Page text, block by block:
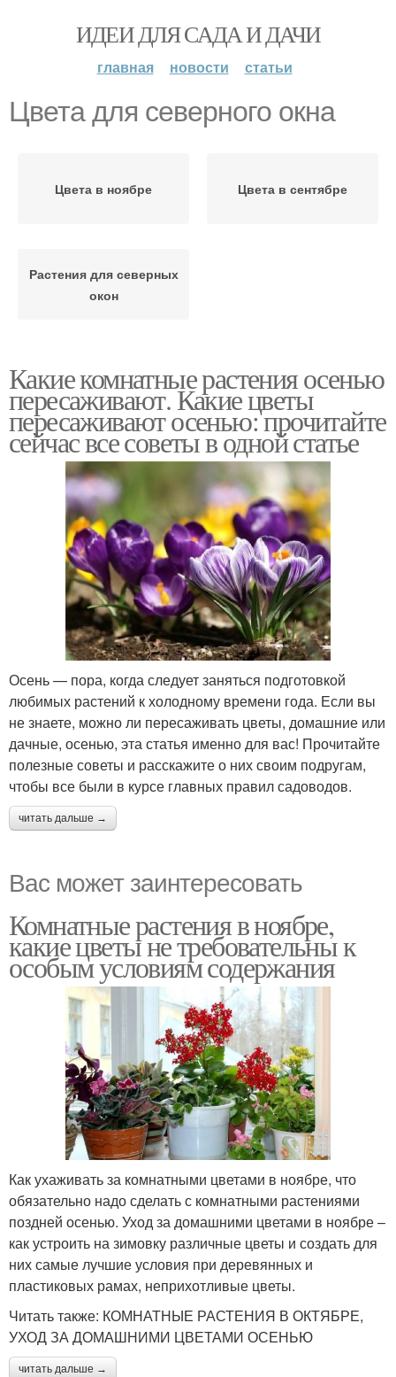
ИДЕИ ДЛЯ САДА И ДАЧИ
главная новости статьи
Цвета для северного окна
Цвета в ноябре Цвета в сентябре
Растения для северных
окон
Какие комнатные растения осенью
пересаживают. Какие цветы
пересаживают осенью: прочитайте
сейчас все советы в одной статье
Осень — пора, когда следует заняться подготовкой
любимых растений к холодному времени года. Если вы
не знаете, можно ли пересаживать цветы, домашние или
дачные, осенью, эта статья именно для вас! Прочитайте
полезные советы и расскажите о них своим подругам,
чтобы все были в курсе главных правил садоводов.
читать дальше →
Вас может заинтересовать
Комнатные растения в ноябре,
какие цветы не требовательны к
особым условиям содержания
Как ухаживать за комнатными цветами в ноябре, что
обязательно надо сделать с комнатными растениями
поздней осенью. Уход за домашними цветами в ноябре –
как устроить на зимовку различные цветы и создать для
них самые лучшие условия при деревянных и
пластиковых рамах, неприхотливые цветы.
Читать также: КОМНАТНЫЕ РАСТЕНИЯ В ОКТЯБРЕ,
УХОД ЗА ДОМАШНИМИ ЦВЕТАМИ ОСЕНЬЮ
читать дальше →